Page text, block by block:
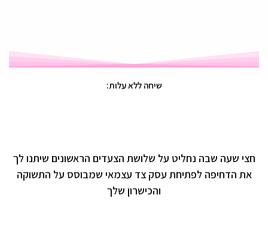
שיחה ללא עלות:
חצי שעה שבה נחליט על שלושת הצעדים הראשונים שיתנו לך
את הדחיפה לפתיחת עסק צד עצמאי שמבוסס על התשוקה
והכישרון שלך